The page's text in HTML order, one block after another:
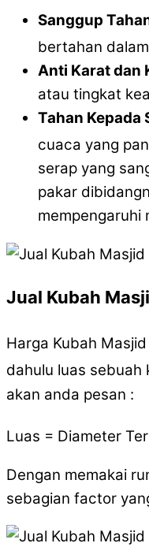
Sanggup
bertahan
Anti Karat dan
atau tingkat
Tahan Kepada
cuaca yang
serap yang
pakar
mempengaruhi
Jual Kubah
Harga Kubah
dahulu luas sebuah
akan anda pesan :
Luas = Diameter
Dengan memakai
sebagian factor